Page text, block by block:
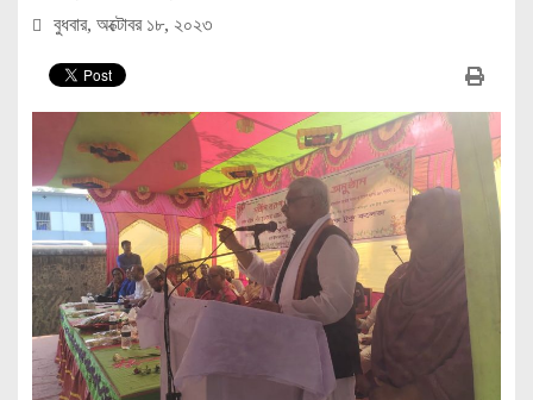
বুধবার, অক্টোবর ১৮, ২০২৩